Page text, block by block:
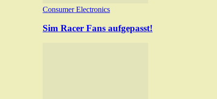
Consumer Electronics
Sim Racer Fans aufgepasst!